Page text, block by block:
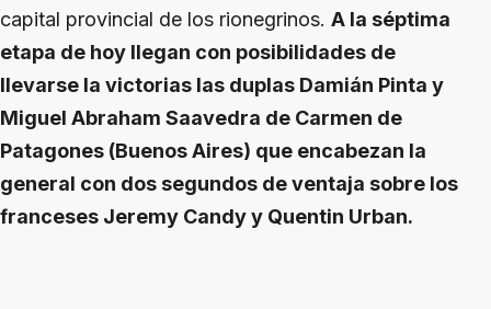
capital provincial de los rionegrinos. A la séptima
etapa de hoy llegan con posibilidades de
llevarse la victorias las duplas Damián Pinta y
Miguel Abraham Saavedra de Carmen de
Patagones (Buenos Aires) que encabezan la
general con dos segundos de ventaja sobre los
franceses Jeremy Candy y Quentin Urban.